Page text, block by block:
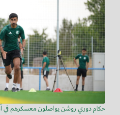
حكام دوري روشن يواصلون معسكرهم في